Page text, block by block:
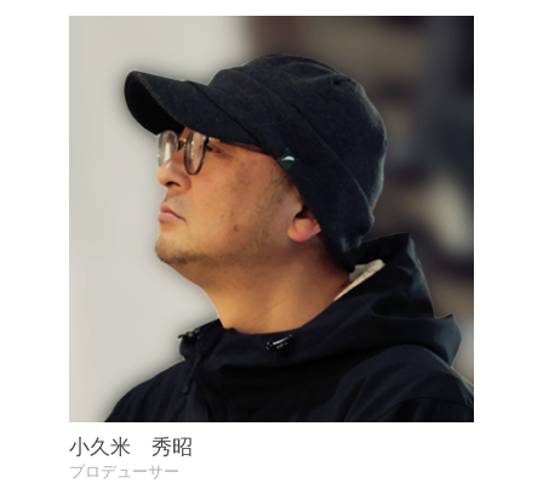
小久米 秀昭
プロデューサー